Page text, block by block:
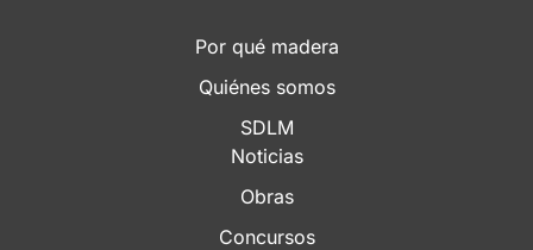
Por qué madera
Quiénes somos
SDLM
Noticias
Obras
Concursos